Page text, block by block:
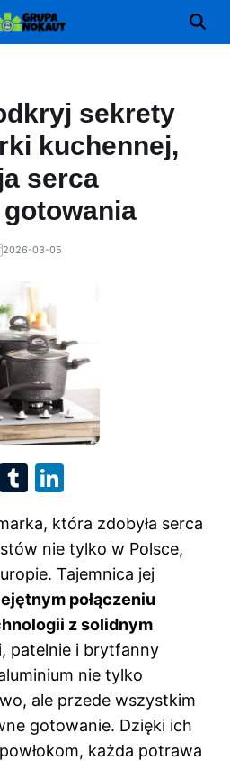
sekrety
kuchennej,
serca
gotowania
2026-03-05
R
T
m
bl
r
k
e
dI
n
która zdobyła serca
nie tylko w Polsce,
Tajemnica jej
połączeniu
z solidnym
patelnie i brytfanny
nie tylko
ale przede wszystkim
gotowanie. Dzięki ich
każda potrawa